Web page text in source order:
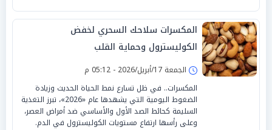
المكسرات سلاحك السحري لخفض
الكوليسترول وحماية القلب
الجمعة 17/أبريل/2026 - 05:12 م
المكسرات.. في ظل تسارع نمط الحياة الحديث وزيادة
الضغوط اليومية التي يشهدها عام «2026»، تبرز التغذية
السليمة كحائط الصد الأول والأساسي ضد أمراض العصر،
وعلى رأسها ارتفاع مستويات الكوليسترول في الدم.